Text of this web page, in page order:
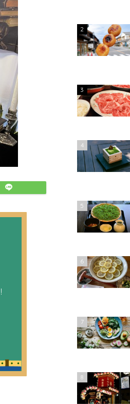
2
3
4
5
6
7
8